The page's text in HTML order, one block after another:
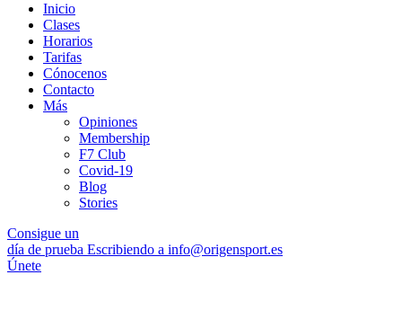
Inicio
Clases
Horarios
Tarifas
Cónocenos
Contacto
Más
Opiniones
Membership
F7 Club
Covid-19
Blog
Stories
Consigue un
día de prueba Escribiendo a info@origensport.es
Únete